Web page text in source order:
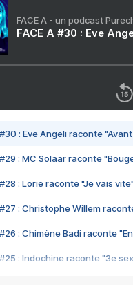
FACE A - un podcast
FACE A #30 : Eve
#30 : Eve Angeli raconte
#29 : MC Solaar raconte
#28 : Lorie raconte "Je vais vite"
#27 : Christophe Willem
#26 : Chimène Badi raconte
#25 : Indochine raconte "3e